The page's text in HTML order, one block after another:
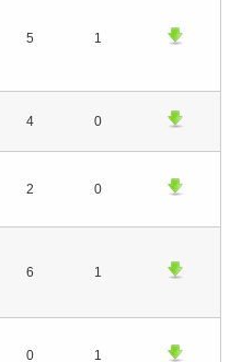
5 1
4 0
2 0
6 1
0 1